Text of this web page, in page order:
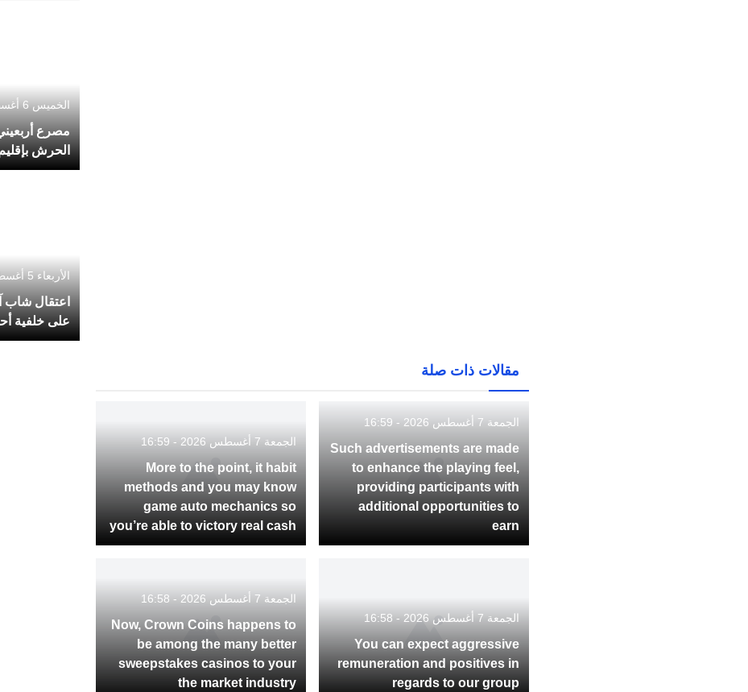
مقالات ذات صلة
الجمعة 7 أغسطس 2026 - 16:59
Such advertisements are made
to enhance the playing feel,
providing participants with
additional opportunities to
earn
الجمعة 7 أغسطس 2026 - 16:59
More to the point, it habit
methods and you may know
game auto mechanics so
you’re able to victory real cash
الجمعة 7 أغسطس 2026 - 16:58
You can expect aggressive
remuneration and positives in
regards to our group
الجمعة 7 أغسطس 2026 - 16:58
Now, Crown Coins happens to
be among the many better
sweepstakes casinos to your
the market industry
الخميس 6 أغسطس 2026 - 01:42
مصرع
الحرش
الأربعاء 5 أغسطس 2026 - 13:47
اعتقال شاب
على خلفية